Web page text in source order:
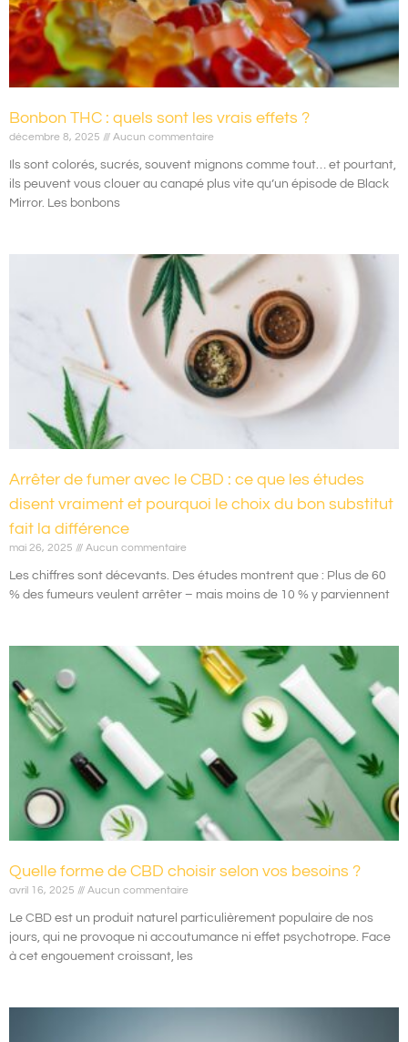
Bonbon THC : quels sont les vrais effets ?
décembre 8, 2025 Aucun commentaire
Ils sont colorés, sucrés, souvent mignons comme tout… et pourtant,
ils peuvent vous clouer au canapé plus vite qu’un épisode de Black
Mirror. Les bonbons
Arrêter de fumer avec le CBD : ce que les études
disent vraiment et pourquoi le choix du bon substitut
fait la différence
mai 26, 2025 Aucun commentaire
Les chiffres sont décevants. Des études montrent que : Plus de 60
% des fumeurs veulent arrêter – mais moins de 10 % y parviennent
Quelle forme de CBD choisir selon vos besoins ?
avril 16, 2025 Aucun commentaire
Le CBD est un produit naturel particulièrement populaire de nos
jours, qui ne provoque ni accoutumance ni effet psychotrope. Face
à cet engouement croissant, les